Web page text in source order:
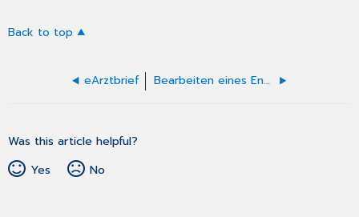
Back to top
eArztbrief Bearbeiten eines Entwurfs
Was this article helpful?
Yes
No